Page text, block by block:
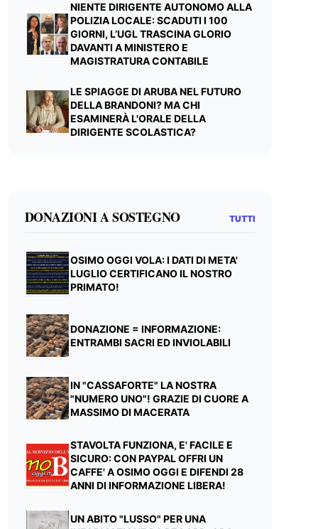
NIENTE DIRIGENTE AUTONOMO ALLA
POLIZIA LOCALE: SCADUTI I 100
GIORNI, L’UGL TRASCINA GLORIO
DAVANTI A MINISTERO E
MAGISTRATURA CONTABILE
LE SPIAGGE DI ARUBA NEL FUTURO
DELLA BRANDONI? MA CHI
ESAMINERÀ L'ORALE DELLA
DIRIGENTE SCOLASTICA?
DONAZIONI A SOSTEGNO TUTTI
OSIMO OGGI VOLA: I DATI DI META'
LUGLIO CERTIFICANO IL NOSTRO
PRIMATO!
DONAZIONE = INFORMAZIONE:
ENTRAMBI SACRI ED INVIOLABILI
IN "CASSAFORTE" LA NOSTRA
"NUMERO UNO"! GRAZIE DI CUORE A
MASSIMO DI MACERATA
STAVOLTA FUNZIONA, E' FACILE E
SICURO: CON PAYPAL OFFRI UN
CAFFE' A OSIMO OGGI E DIFENDI 28
ANNI DI INFORMAZIONE LIBERA!
UN ABITO "LUSSO" PER UNA